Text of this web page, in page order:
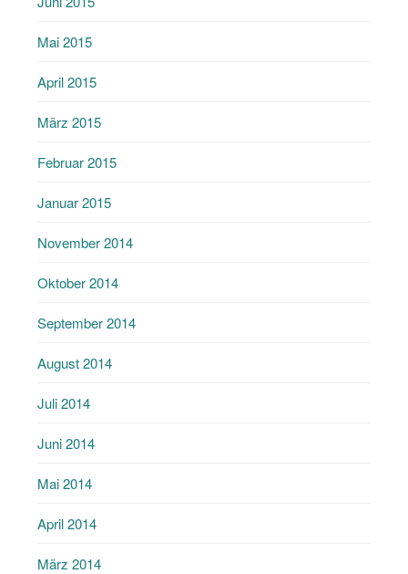
Mai 2015
April 2015
März 2015
Februar 2015
Januar 2015
November 2014
Oktober 2014
September 2014
August 2014
Juli 2014
Juni 2014
Mai 2014
April 2014
März 2014